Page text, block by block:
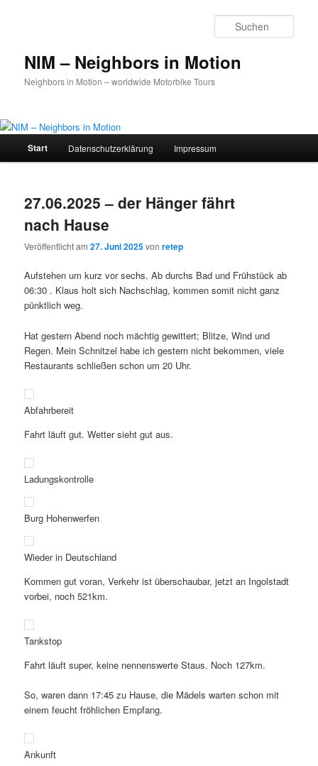
NIM – Neighbors in Motion
Neighbors in Motion – worldwide Motorbike Tours
Hauptmenü
Start Datenschutz­erklärung Impressum
27.06.2025 – der Hänger fährt
nach Hause
Veröffentlicht am27. Juni 2025vonretep
Aufstehen um kurz vor sechs. Ab durchs Bad und Frühstück ab
06:30 . Klaus holt sich Nachschlag, kommen somit nicht ganz
pünktlich weg.
Hat gestern Abend noch mächtig gewittert; Blitze, Wind und
Regen. Mein Schnitzel habe ich gestern nicht bekommen, viele
Restaurants schließen schon um 20 Uhr.
Abfahrbereit
Fahrt läuft gut. Wetter sieht gut aus.
Ladungskontrolle
Burg Hohenwerfen
Wieder in Deutschland
Kommen gut voran, Verkehr ist überschaubar, jetzt an Ingolstadt
vorbei, noch 521km.
Tankstop
Fahrt läuft super, keine nennenswerte Staus. Noch 127km.
So, waren dann 17:45 zu Hause, die Mädels warten schon mit
einem feucht fröhlichen Empfang.
Ankunft